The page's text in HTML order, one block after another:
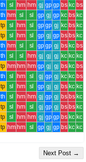
th sl hm hm gj gp gp bs kc bs
th hm sl sl gp gj gp kc bs kc
tp sl hm sl gp gp gj kc bs kc
tp sl hm sl gp gj gp bs bs kc
th hm sl sl gp gp gj bs kc bs
th sl sl hm gj gj gj kc kc kc
tp hm hm hm gp gj gj bs kc bs
th sl hm sl gj gp gj kc kc bs
tp sl hm sl gp gj gj bs kc kc
th sl hm hm gj gp gj bs bs kc
tp sl hm sl gj gp gj bs bs kc
tp sl hm hm gj gp gp bs kc kc
tp hm hm sl gp gj gp bs kc kc
Next Post →